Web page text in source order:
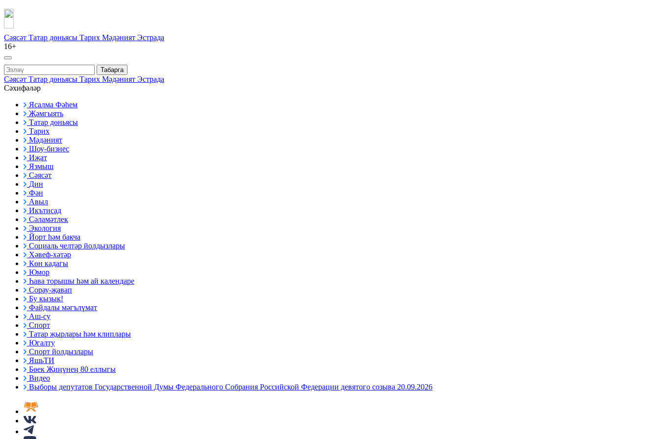
Сәясәт Татар дөньясы Тарих Мәдәният Эстрада
16+
Табарга
Сәясәт Татар дөньясы Тарих Мәдәният Эстрада
Сәхифәләр
Ясалма Фәһем
Җәмгыять
Татар дөньясы
Тарих
Мәдәният
Шоу-бизнес
Иҗат
Язмыш
Сәясәт
Дин
Фән
Авыл
Икътисад
Сәламәтлек
Экология
Йорт һәм бакча
Социаль челтәр йолдызлары
Хәвеф-хәтәр
Көн кадагы
Юмор
Һава торышы һәм ай календаре
Сорау-җавап
Бу кызык!
Файдалы мәгълүмат
Аш-су
Спорт
Татар җырлары һәм клиплары
Югалту
Спорт йолдызлары
ЯшьТИ
Бөек Җиңүнең 80 еллыгы
Видео
Выборы депутатов Государственной Думы Федерального Собрания Российской Федерации девятого созыва 20.09.2026